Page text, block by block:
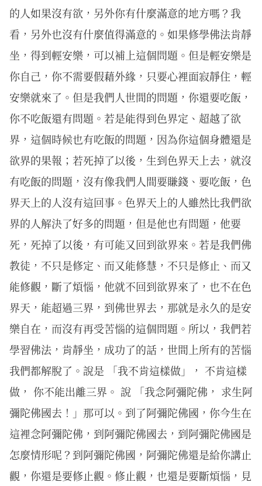
的人如果沒有欲，另外你有什麼滿意的地方嗎？我
看，另外也沒有什麼值得滿意的。如果修學佛法肯靜
坐，得到輕安樂，可以補上這個問題。但是輕安樂是
你自己，你不需要假藉外緣，只要心裡面寂靜住，輕
安樂就來了。但是我們人世間的問題，你還要吃飯，
你不吃飯還有問題。若是能得到色界定、超越了欲
界，這個時候也有吃飯的問題，因為你這個身體還是
欲界的果報；若死掉了以後，生到色界天上去，就沒
有吃飯的問題，沒有像我們人間要賺錢、要吃飯，色
界天上的人沒有這回事。色界天上的人雖然比我們欲
界的人解決了好多的問題，但是他也有問題，他要
死，死掉了以後，有可能又回到欲界來。若是我們佛
教徒，不只是修定、而又能修慧，不只是修止、而又
能修觀，斷了煩惱，他就不回到欲界來了，也不在色
界天，能超過三界，到佛世界去，那就是永久的是安
樂自在，而沒有再受苦惱的這個問題。所以，我們若
學習佛法，肯靜坐，成功了的話，世間上所有的苦惱
我們都解脫了。說是 「我不肯這樣做」， 不肯這樣
做， 你不能出離三界。 說 「我念阿彌陀佛， 求生阿
彌陀佛國去！」那可以。到了阿彌陀佛國，你今生在
這裡念阿彌陀佛，到阿彌陀佛國去，到阿彌陀佛國是
怎麼情形呢？到阿彌陀佛國，阿彌陀佛還是給你講止
觀，你還是要修止觀。修止觀，也還是要斷煩惱，見